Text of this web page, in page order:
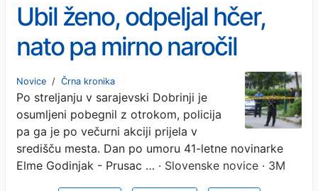
Ubil ženo, odpeljal hčer,
nato pa mirno naročil
čevapčiče: »Ves čas se je
bala za svoje življenje«
(FOTO)
Novice / Črna kronika
Po streljanju v sarajevski Dobrinji je
osumljeni pobegnil z otrokom, policija
pa ga je po večurni akciji prijela v
središču mesta. Dan po umoru 41-letne novinarke
Elme Godinjak - Prusac … · Slovenske novice · 3M